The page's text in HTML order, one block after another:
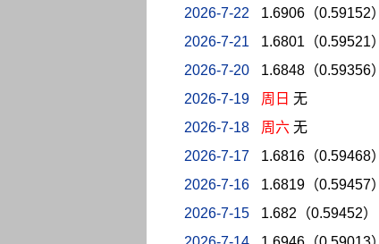
2026-7-22
1.6906（0.59152）
2026-7-21
1.6801（0.59521）
2026-7-20
1.6848（0.59356）
2026-7-19
周日 无
2026-7-18
周六无
2026-7-17
1.6816（0.59468）
2026-7-16
1.6819（0.59457）
2026-7-15
1.682（0.59452）